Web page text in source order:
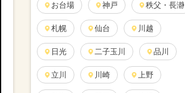
お台場 神戸 秩父・長瀞
札幌 仙台 川越
日光 二子玉川 品川
立川 川崎 上野